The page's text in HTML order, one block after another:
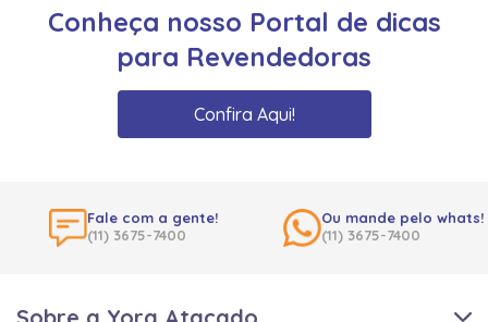
Conheça nosso Portal de dicas
para Revendedoras
Confira Aqui!
Fale com a gente!
(11) 3675-7400
Ou mande pelo whats!
(11) 3675-7400